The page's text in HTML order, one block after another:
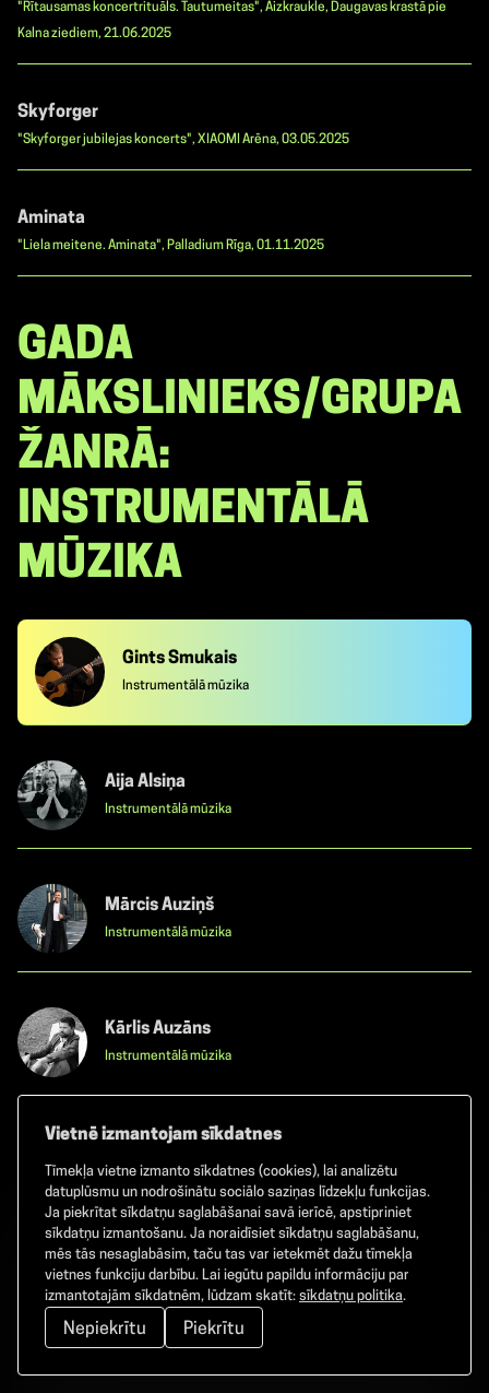
"Rītausamas koncertrituāls. Tautumeitas", Aizkraukle, Daugavas krastā pie
Kalna ziediem, 21.06.2025
Skyforger
"Skyforger jubilejas koncerts", XIAOMI Arēna, 03.05.2025
Aminata
"Liela meitene. Aminata", Palladium Rīga, 01.11.2025
GADA
MĀKSLINIEKS/GRUPA
ŽANRĀ:
INSTRUMENTĀLĀ
MŪZIKA
Gints Smukais
Instrumentālā mūzika
Aija Alsiņa
Instrumentālā mūzika
Mārcis Auziņš
Instrumentālā mūzika
Kārlis Auzāns
Instrumentālā mūzika
Instrumentālā mūzika
GADA
MĀKSLINIEKS/GRUPA
Vietnē izmantojam sīkdatnes
Tīmekļa vietne izmanto sīkdatnes (cookies), lai analizētu
datuplūsmu un nodrošinātu sociālo saziņas līdzekļu funkcijas.
Ja piekrītat sīkdatņu saglabāšanai savā ierīcē, apstipriniet
sīkdatņu izmantošanu. Ja noraidīsiet sīkdatņu saglabāšanu,
mēs tās nesaglabāsim, taču tas var ietekmēt dažu tīmekļa
vietnes funkciju darbību. Lai iegūtu papildu informāciju par
izmantotajām sīkdatnēm, lūdzam skatīt: sīkdatņu politika.
Nepiekrītu Piekrītu